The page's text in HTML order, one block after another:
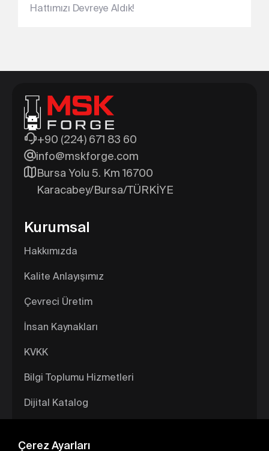
Hattımızı Devreye Aldık!
+90 (224) 671 83 60
info@mskforge.com
Bursa Yolu 5. Km 16700
Karacabey/Bursa/TÜRKİYE
Kurumsal
Hakkımızda
Kalite Anlayışımız
Çevreci Üretim
İnsan Kaynakları
KVKK
Bilgi Toplumu Hizmetleri
Dijital Katalog
Çerez Ayarları